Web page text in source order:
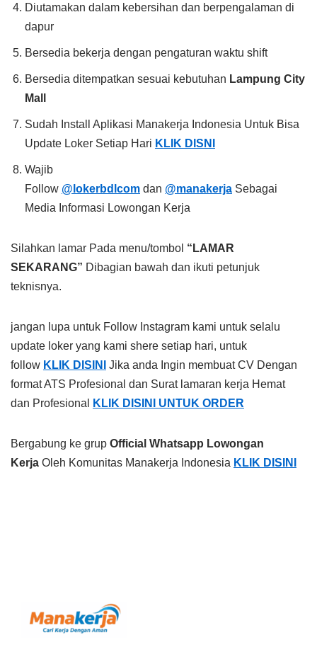
Diutamakan dalam kebersihan dan berpengalaman di
dapur
Bersedia bekerja dengan pengaturan waktu shift
Bersedia ditempatkan sesuai kebutuhan Lampung City
Mall
Sudah Install Aplikasi Manakerja Indonesia Untuk Bisa
Update Loker Setiap Hari KLIK DISNI
Wajib
Follow @lokerbdlcom dan @manakerja Sebagai
Media Informasi Lowongan Kerja
Silahkan lamar Pada menu/tombol “LAMAR
SEKARANG” Dibagian bawah dan ikuti petunjuk
teknisnya.
jangan lupa untuk Follow Instagram kami untuk selalu
update loker yang kami shere setiap hari, untuk
follow KLIK DISINI
Jika anda Ingin membuat CV Dengan
format ATS Profesional dan Surat lamaran kerja Hemat
dan Profesional
KLIK DISINI UNTUK ORDER
Bergabung ke grup Official Whatsapp Lowongan
Kerja Oleh Komunitas Manakerja Indonesia KLIK DISINI